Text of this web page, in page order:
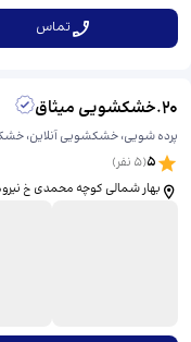
تماس
20
.خشکشویی میثاق
پرده شویی، خشکشویی آنلاین،
5
(
5 نفر)
بهار شمالی کوچه محمدی خ نیرومند پلاک 16، ​روبروی